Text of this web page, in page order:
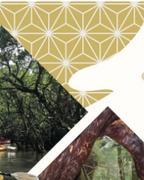
基本 大
向け 世界遺産・百
の旅
スポーツ
ト
ル料理 大阪の
UP 大阪